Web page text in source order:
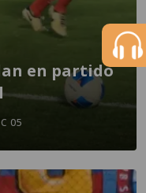
en partido
05